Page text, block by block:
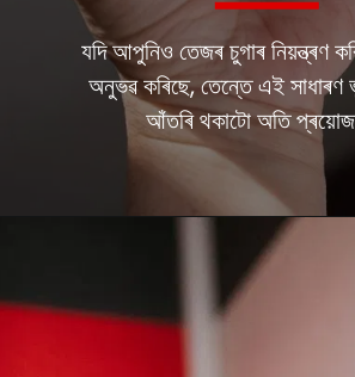
যদি আপুনিও তেজৰ চুগাৰ নিয়ন্ত্ৰণ
অনুভৱ কৰিছে, তেন্তে এই সাধাৰণ
আঁতৰি থকাটো অতি